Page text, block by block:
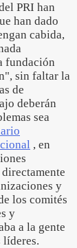
PRI han
han dado
cabida,
fundación
sin faltar la
de
deberán
sea
, en
y
los comités
y
a la gente
líderes.